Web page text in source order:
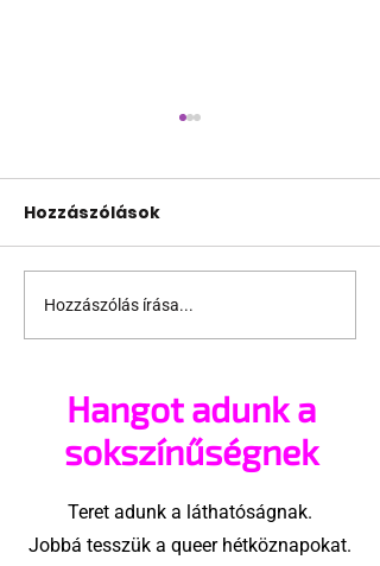
Ilyenek voltak a világ
első meleg
Hozzászólások
Hozzászólás írása...
Hangot adunk a
sokszínűségnek
Teret adunk a láthatóságnak.
Jobbá tesszük a queer hétköznapokat.